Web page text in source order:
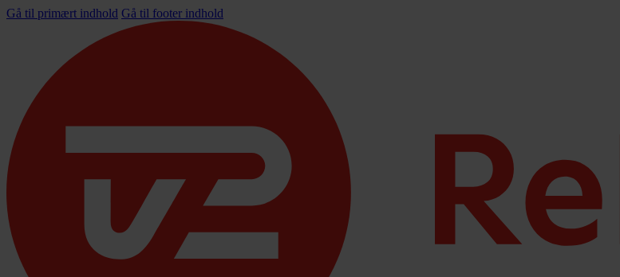
Gå til primært indhold Gå til footer indhold